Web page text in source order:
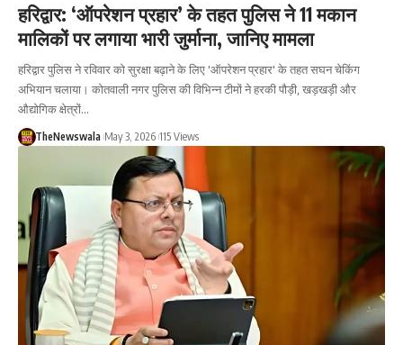
हरिद्वार: ‘ऑपरेशन प्रहार’ के तहत पुलिस ने 11 मकान
मालिकों पर लगाया भारी जुर्माना, जानिए मामला
हरिद्वार पुलिस ने रविवार को सुरक्षा बढ़ाने के लिए 'ऑपरेशन प्रहार' के तहत सघन चेकिंग
अभियान चलाया। कोतवाली नगर पुलिस की विभिन्न टीमों ने हरकी पौड़ी, खड़खड़ी और
औद्योगिक क्षेत्रों…
TheNewswala May 3, 2026 115 Views